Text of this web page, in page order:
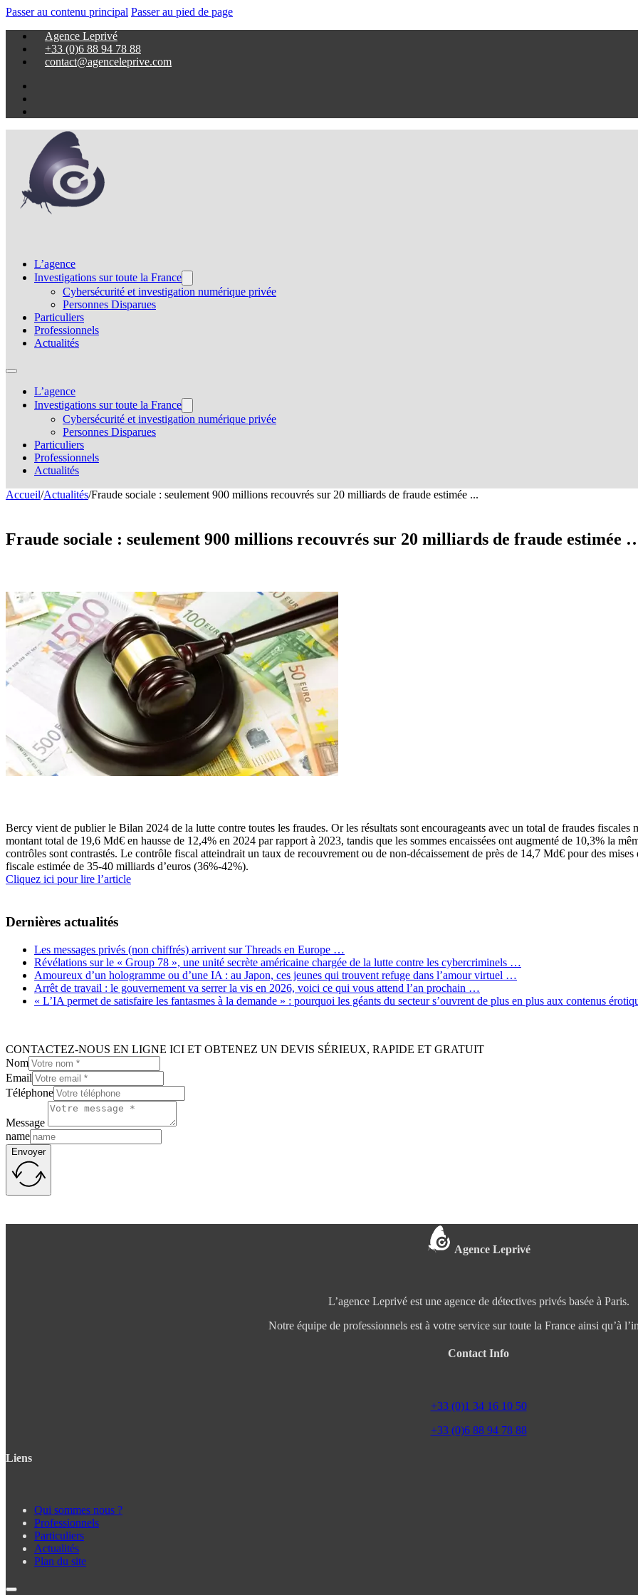
Passer au contenu principal Passer au pied de page
Agence Leprivé
+33 (0)6 88 94 78 88
contact@agenceleprive.com
L’agence
Investigations sur toute la France
Cybersécurité et investigation numérique privée
Personnes Disparues
Particuliers
Professionnels
Actualités
L’agence
Investigations sur toute la France
Cybersécurité et investigation numérique privée
Personnes Disparues
Particuliers
Professionnels
Actualités
Accueil/Actualités/Fraude sociale : seulement 900 millions recouvrés sur 20 milliards de fraude estimée ...
Fraude sociale : seulement 900 millions recouvrés sur 20 milliards de fraude estimée
Bercy vient de publier le Bilan 2024 de la lutte contre toutes les fraudes. Or les résultats sont encourageants avec un total de fraudes fiscales
montant total de 19,6 Md€ en hausse de 12,4% en 2024 par rapport à 2023, tandis que les sommes encaissées ont augmenté de 10,3% la
contrôles sont contrastés. Le contrôle fiscal atteindrait un taux de recouvrement ou de non-décaissement de près de 14,7 Md€ pour des
fiscale estimée de 35-40 milliards d’euros (36%-42%).
Cliquez ici pour lire l’article
Dernières actualités
Les messages privés (non chiffrés) arrivent sur Threads en Europe …
Révélations sur le « Group 78 », une unité secrète américaine chargée de la lutte contre les cybercriminels …
Amoureux d’un hologramme ou d’une IA : au Japon, ces jeunes qui trouvent refuge dans l’amour virtuel …
Arrêt de travail : le gouvernement va serrer la vis en 2026, voici ce qui vous attend l’an prochain …
« L’IA permet de satisfaire les fantasmes à la demande » : pourquoi les géants du secteur s’ouvrent de plus en plus aux contenus
CONTACTEZ-NOUS EN LIGNE ICI ET OBTENEZ UN DEVIS SÉRIEUX, RAPIDE ET GRATUIT
Nom
Email
Téléphone
Message
name
Envoyer
Agence Leprivé
L’agence Leprivé est une agence de détectives privés basée à Paris.
Notre équipe de professionnels est à votre service sur toute la France ainsi qu’à
Contact Info
+33 (0)1 34 16 10 50
+33 (0)6 88 94 78 88
Liens
Qui sommes nous ?
Professionnels
Particuliers
Actualités
Plan du site